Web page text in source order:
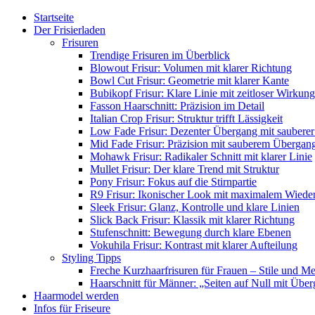
Startseite
Der Frisierladen
Frisuren
Trendige Frisuren im Überblick
Blowout Frisur: Volumen mit klarer Richtung
Bowl Cut Frisur: Geometrie mit klarer Kante
Bubikopf Frisur: Klare Linie mit zeitloser Wirkung
Fasson Haarschnitt: Präzision im Detail
Italian Crop Frisur: Struktur trifft Lässigkeit
Low Fade Frisur: Dezenter Übergang mit
Mid Fade Frisur: Präzision mit sauberem
Mohawk Frisur: Radikaler Schnitt mit klarer Linie
Mullet Frisur: Der klare Trend mit Struktur
Pony Frisur: Fokus auf die Stirnpartie
R9 Frisur: Ikonischer Look mit maximalem
Sleek Frisur: Glanz, Kontrolle und klare Linien
Slick Back Frisur: Klassik mit klarer Richtung
Stufenschnitt: Bewegung durch klare Ebenen
Vokuhila Frisur: Kontrast mit klarer Aufteilung
Styling Tipps
Freche Kurzhaarfrisuren für Frauen – Stile und
Haarschnitt für Männer: „Seiten auf Null mit
Haarmodel werden
Infos für Friseure